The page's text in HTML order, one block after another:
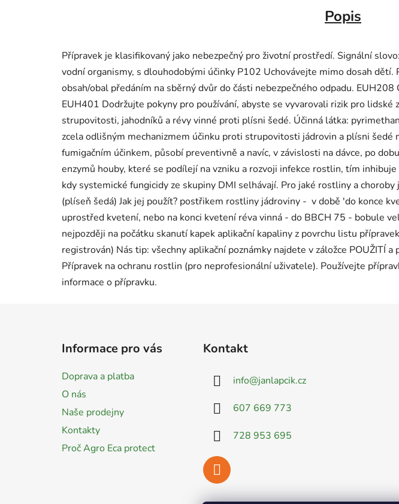
Popis
Přípravek je klasifikovaný jako nebezpečný pro životní prostředí. Signální
vodní organismy, s dlouhodobými účinky P102 Uchovávejte mimo dosah
obsah/obal předáním na sběrný dvůr do části nebezpečného odpadu.
EUH401 Dodržujte pokyny pro používání, abyste se vyvarovali rizik pro
strupovitosti, jahodníků a révy vinné proti plísni šedé. Účinná látka:
zcela odlišným mechanizmem účinku proti strupovitosti jádrovin a plísni
fumigačním účinkem, působí preventivně a navíc, v závislosti na dávce, po
enzymů houby, které se podílejí na vzniku a rozvoji infekce rostlin, tím
kdy systemické fungicidy ze skupiny DMI selhávají. Pro jaké rostliny a
(plíseň šedá) Jak jej použít? postřikem rostliny jádroviny - v době 'do konce
uprostřed kvetení, nebo na konci kvetení réva vinná - do BBCH 75 - bobule
nejpozději na počátku skanutí kapek aplikační kapaliny z povrchu listu
registrován) Nás tip: všechny aplikační poznámky najdete v záložce POUŽITÍ
Přípravek na ochranu rostlin (pro neprofesionální uživatele). Používejte
informace o přípravku.
Informace pro vás
Doprava a platba
O nás
Naše prodejny
Kontakty
Proč Agro Eca protect
Kontakt
info@janlapcik.cz
607 669 773
728 953 695